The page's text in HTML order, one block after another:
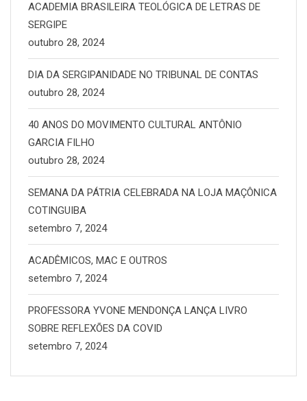
ACADEMIA BRASILEIRA TEOLÓGICA DE LETRAS DE
SERGIPE
outubro 28, 2024
DIA DA SERGIPANIDADE NO TRIBUNAL DE CONTAS
outubro 28, 2024
40 ANOS DO MOVIMENTO CULTURAL ANTÔNIO
GARCIA FILHO
outubro 28, 2024
SEMANA DA PÁTRIA CELEBRADA NA LOJA MAÇÔNICA
COTINGUIBA
setembro 7, 2024
ACADÊMICOS, MAC E OUTROS
setembro 7, 2024
PROFESSORA YVONE MENDONÇA LANÇA LIVRO
SOBRE REFLEXÕES DA COVID
setembro 7, 2024